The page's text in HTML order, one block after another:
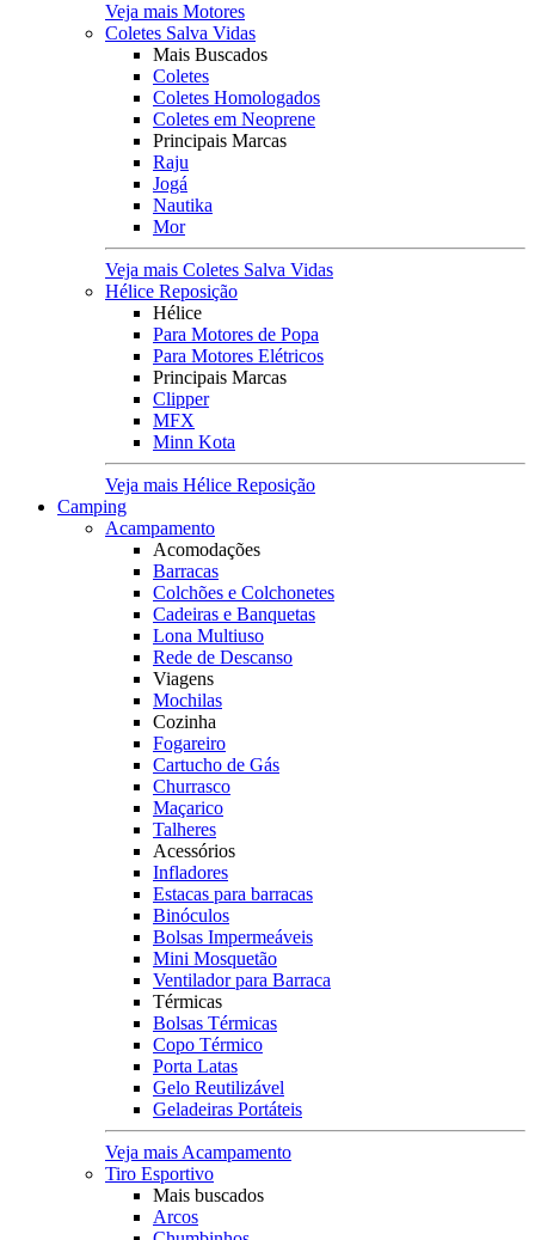
Veja mais Motores
Coletes Salva Vidas
Mais Buscados
Coletes
Coletes Homologados
Coletes em Neoprene
Principais Marcas
Raju
Jogá
Nautika
Mor
Veja mais Coletes Salva Vidas
Hélice Reposição
Hélice
Para Motores de Popa
Para Motores Elétricos
Principais Marcas
Clipper
MFX
Minn Kota
Veja mais Hélice Reposição
Camping
Acampamento
Acomodações
Barracas
Colchões e Colchonetes
Cadeiras e Banquetas
Lona Multiuso
Rede de Descanso
Viagens
Mochilas
Cozinha
Fogareiro
Cartucho de Gás
Churrasco
Maçarico
Talheres
Acessórios
Infladores
Estacas para barracas
Binóculos
Bolsas Impermeáveis
Mini Mosquetão
Ventilador para Barraca
Térmicas
Bolsas Térmicas
Copo Térmico
Porta Latas
Gelo Reutilizável
Geladeiras Portáteis
Veja mais Acampamento
Tiro Esportivo
Mais buscados
Arcos